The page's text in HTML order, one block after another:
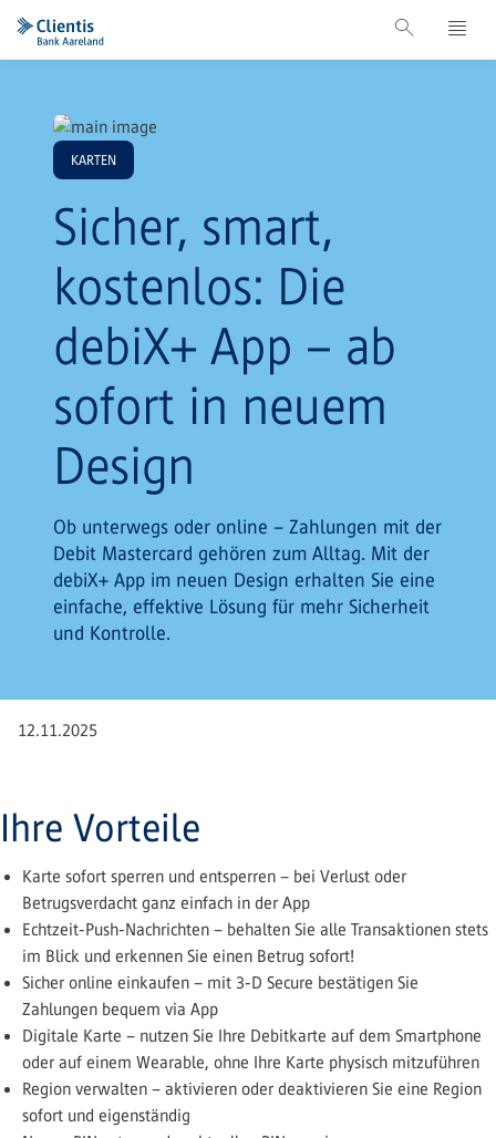
KARTEN
Sicher, smart,
kostenlos: Die
debiX+ App – ab
sofort in neuem
Design
Ob unterwegs oder online – Zahlungen mit der
Debit Mastercard gehören zum Alltag. Mit der
debiX+ App im neuen Design erhalten Sie eine
einfache, effektive Lösung für mehr Sicherheit
und Kontrolle.
12.11.2025
Ihre Vorteile
Karte sofort sperren und entsperren – bei Verlust oder
Betrugsverdacht ganz einfach in der App
Echtzeit-Push-Nachrichten – behalten Sie alle Transaktionen stets
im Blick und erkennen Sie einen Betrug sofort!
Sicher online einkaufen – mit 3-D Secure bestätigen Sie
Zahlungen bequem via App
Digitale Karte – nutzen Sie Ihre Debitkarte auf dem Smartphone
oder auf einem Wearable, ohne Ihre Karte physisch mitzuführen
Region verwalten – aktivieren oder deaktivieren Sie eine Region
sofort und eigenständig